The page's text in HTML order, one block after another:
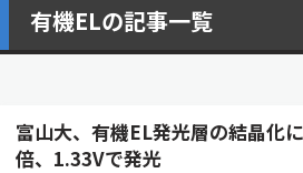
有機ELの記事一覧
富山大、有機EL発光層の結晶
倍、1.33Vで発光